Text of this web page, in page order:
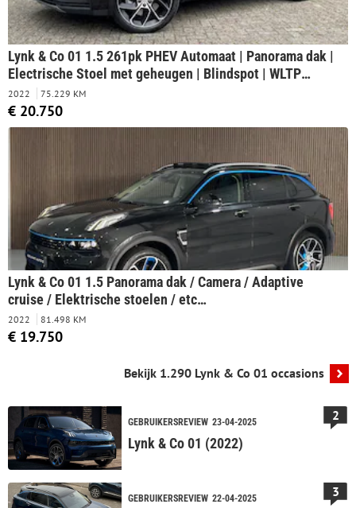
Lynk & Co 01 1.5 261pk PHEV Automaat | Panorama dak |
Electrische Stoel met geheugen | Blindspot | WLTP
elektrische actieradius: 69 km | Infinity Audio | Carplay |
2022 75.229 KM
€ 20.750
Lynk & Co 01 1.5 Panorama dak / Camera / Adaptive
cruise / Elektrische stoelen / etc…
2022 81.498 KM
€ 19.750
Bekijk 1.290 Lynk & Co 01 occasions
GEBRUIKERSREVIEW 23-04-2025
Lynk & Co 01 (2022)
2
GEBRUIKERSREVIEW 22-04-2025 3